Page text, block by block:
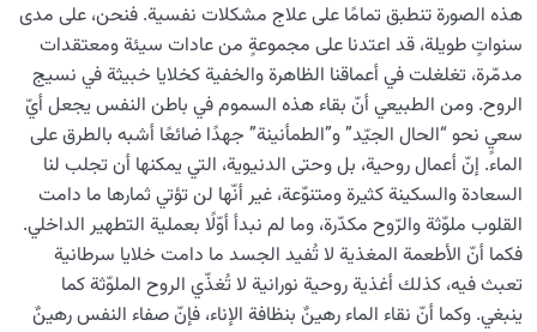
هذه الصورة تنطبق تمامًا على علاج مشكلات نفسية. فنحن، على مدى
سنواتٍ طويلة، قد اعتدنا على مجموعةٍ من عادات سيئة ومعتقدات
مدمّرة، تغلغلت في أعماقنا الظاهرة والخفية كخلايا خبيثة في نسيج
الروح. ومن الطبيعي أنّ بقاء هذه السموم في باطن النفس يجعل أيّ
سعيٍ نحو “الحال الجيّد” و”الطمأنينة” جهدًا ضائعًا أشبه بالطرق على
الماء. إنّ أعمال روحية، بل وحتى الدنيوية، التي يمكنها أن تجلب لنا
السعادة والسكينة كثيرة ومتنوّعة، غير أنّها لن تؤتي ثمارها ما دامت
القلوب ملوّثة والرّوح مكدّرة، وما لم نبدأ أوّلًا بعملية التطهير الداخلي.
فكما أنّ الأطعمة المغذية لا تُفيد الجسد ما دامت خلايا سرطانية
تعبث فيه، كذلك أغذية روحية نورانية لا تُغذّي الروح الملوّثة كما
ينبغي. وكما أنّ نقاء الماء رهينٌ بنظافة الإناء، فإنّ صفاء النفس رهينٌ